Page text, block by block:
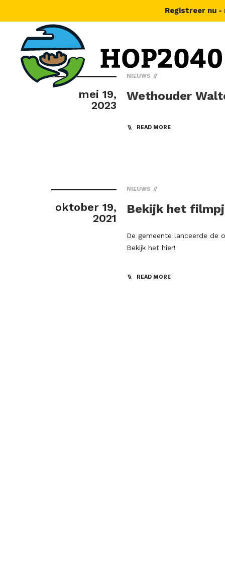
mei 19,
2023
NIEUWS
Wethouder
READ MORE
oktober 19,
2021
NIEUWS
Bekijk het
De gemeente lanceerde de
Bekijk het hier!
READ MORE
Registreer nu